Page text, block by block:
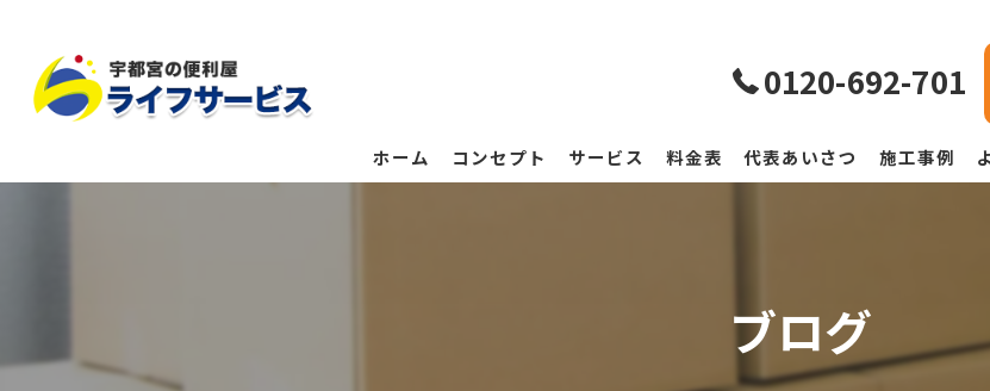
0120-692-701
ホーム コンセプト サービス 料金表 代表あいさつ 施工事例
ブログ